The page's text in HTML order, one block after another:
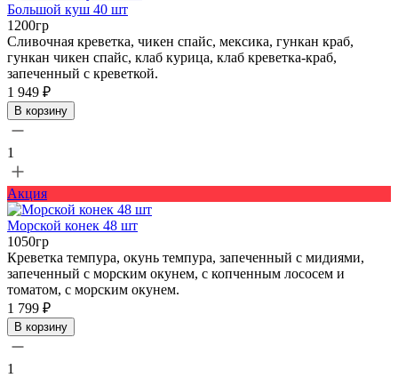
Большой куш 40 шт
1200гр
Сливочная креветка, чикен спайс, мексика, гункан краб,
гункан чикен спайс, клаб курица, клаб креветка-краб,
запеченный с креветкой.
1 949 ₽
В корзину
1
Акция
Морской конек 48 шт
1050гр
Креветка темпура, окунь темпура, запеченный с мидиями,
запеченный с морским окунем, с копченным лососем и
томатом, с морским окунем.
1 799 ₽
В корзину
1